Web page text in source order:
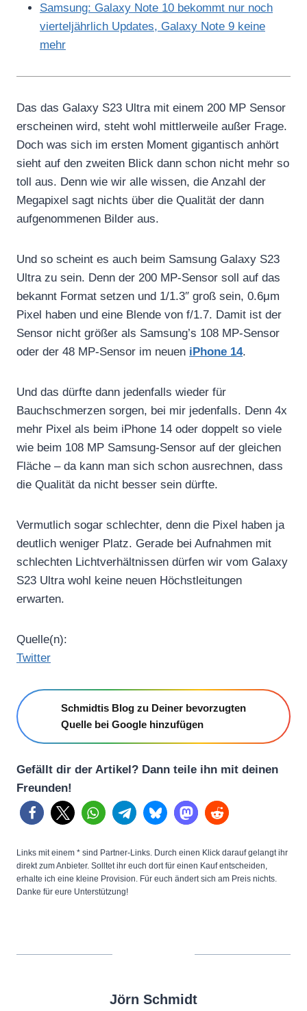
Samsung: Galaxy Note 10 bekommt nur noch
vierteljährlich Updates, Galaxy Note 9 keine
mehr
Das das Galaxy S23 Ultra mit einem 200 MP Sensor
erscheinen wird, steht wohl mittlerweile außer Frage.
Doch was sich im ersten Moment gigantisch anhört
sieht auf den zweiten Blick dann schon nicht mehr so
toll aus. Denn wie wir alle wissen, die Anzahl der
Megapixel sagt nichts über die Qualität der dann
aufgenommenen Bilder aus.
Und so scheint es auch beim Samsung Galaxy S23
Ultra zu sein. Denn der 200 MP-Sensor soll auf das
bekannt Format setzen und 1/1.3″ groß sein, 0.6μm
Pixel haben und eine Blende von f/1.7. Damit ist der
Sensor nicht größer als Samsung’s 108 MP-Sensor
oder der 48 MP-Sensor im neuen iPhone 14.
Und das dürfte dann jedenfalls wieder für
Bauchschmerzen sorgen, bei mir jedenfalls. Denn 4x
mehr Pixel als beim iPhone 14 oder doppelt so viele
wie beim 108 MP Samsung-Sensor auf der gleichen
Fläche – da kann man sich schon ausrechnen, dass
die Qualität da nicht besser sein dürfte.
Vermutlich sogar schlechter, denn die Pixel haben ja
deutlich weniger Platz. Gerade bei Aufnahmen mit
schlechten Lichtverhältnissen dürfen wir vom Galaxy
S23 Ultra wohl keine neuen Höchstleitungen
erwarten.
Quelle(n):
Twitter
Schmidtis Blog zu Deiner bevorzugten
Quelle bei Google hinzufügen
Gefällt dir der Artikel? Dann teile ihn mit deinen
Freunden!
Links mit einem * sind Partner-Links. Durch einen Klick darauf gelangt ihr
direkt zum Anbieter. Solltet ihr euch dort für einen Kauf entscheiden,
erhalte ich eine kleine Provision. Für euch ändert sich am Preis nichts.
Danke für eure Unterstützung!
Jörn Schmidt